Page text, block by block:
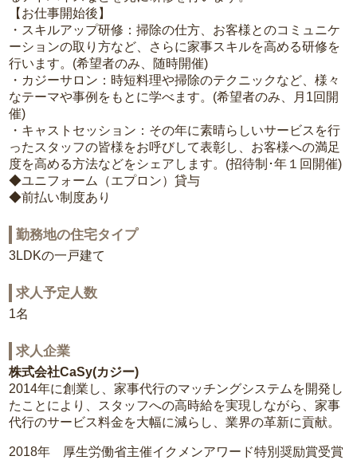
【お仕事開始後】
・スキルアップ研修：掃除の仕方、お客様とのコミュニケ
ーションの取り方など、さらに家事スキルを高める研修を
行います。(希望者のみ、随時開催)
・カジーサロン：時短料理や掃除のテクニックなど、様々
なテーマや事例をもとに学べます。(希望者のみ、月1回開
催)
・キャストセッション：その年に素晴らしいサービスを行
ったスタッフの皆様をお呼びして表彰し、お客様への満足
度を高める方法などをシェアします。(招待制･年１回開催)
◆ユニフォーム（エプロン）貸与
◆前払い制度あり
勤務地の住宅タイプ
3LDKの一戸建て
求人予定人数
1名
求人企業
株式会社CaSy(カジー)
2014年に創業し、家事代行のマッチングシステムを開発し
たことにより、スタッフへの高時給を実現しながら、家事
代行のサービス料金を大幅に減らし、業界の革新に貢献。
2018年 厚生労働省主催イクメンアワード特別奨励賞受賞